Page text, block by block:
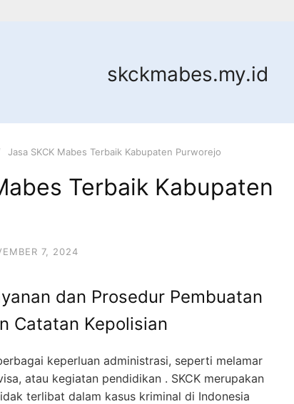
skckmabes.my.id
Jasa SKCK Mabes Terbaik Kabupaten Purworejo
Terbaik Kabupaten
7, 2024
dan Prosedur Pembuatan
Catatan Kepolisian
keperluan administrasi, seperti melamar
atau kegiatan pendidikan . SKCK merupakan
terlibat dalam kasus kriminal di Indonesia